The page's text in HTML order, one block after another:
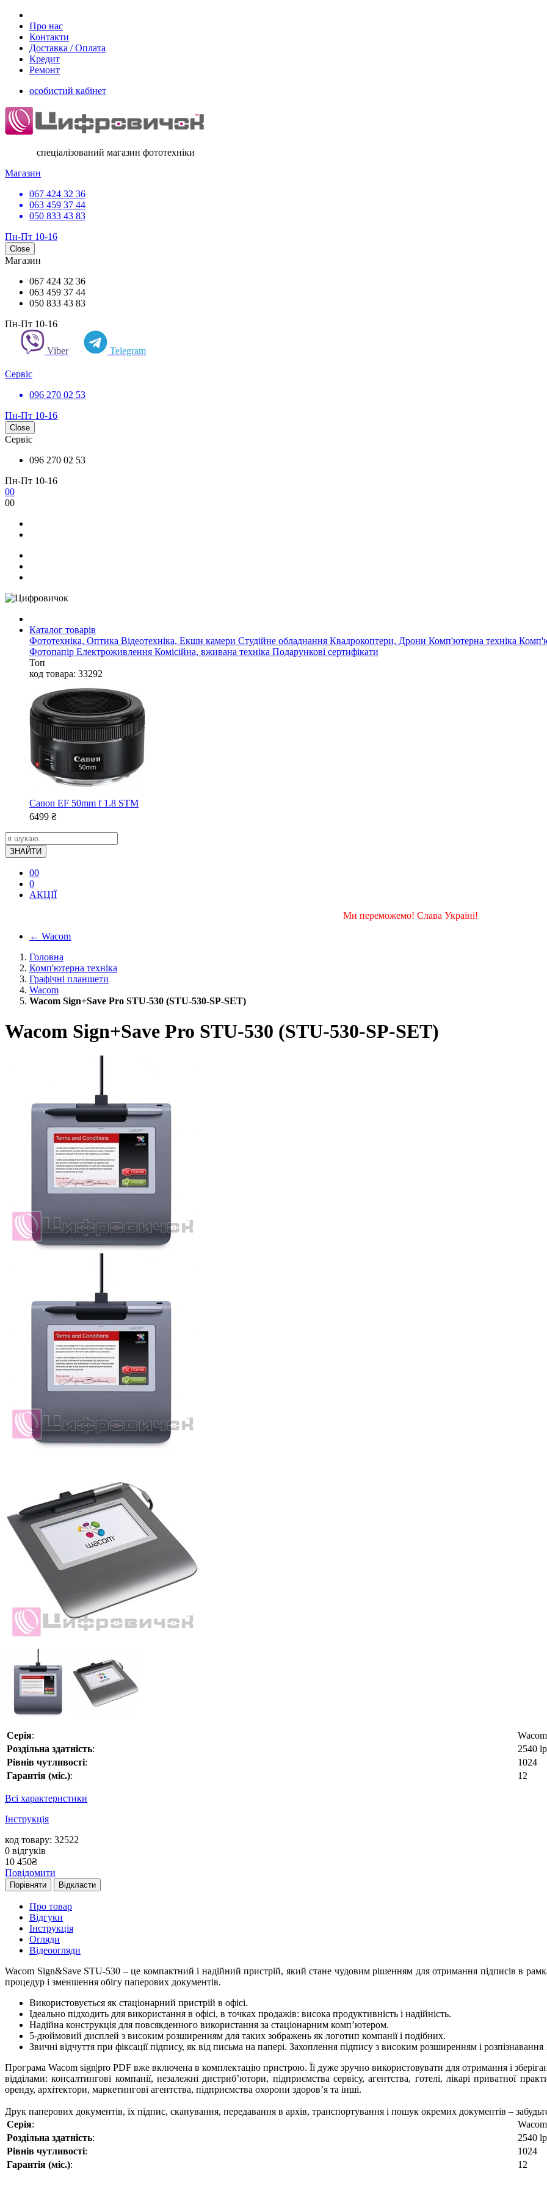
Про нас
Контакти
Доставка / Оплата
Кредит
Ремонт
особистий кабінет
спеціалізований магазин фототехніки
Магазин
067 424 32 36
063 459 37 44
050 833 43 83
Пн-Пт 10-16
Close
Магазин
067 424 32 36
063 459 37 44
050 833 43 83
Пн-Пт 10-16
Viber Telegram
Сервіс
096 270 02 53
Пн-Пт 10-16
Close
Сервіс
096 270 02 53
Пн-Пт 10-16
00
00
Каталог товарів
Фототехніка, Оптика Відеотехніка, Екшн камери Студійне обладнання Квадрокоптери, Дрони Комп'ютерна техніка
Фотопапір Електроживлення Комісійна, вживана техніка Подарункові сертифікати
Топ
код товара: 33292
Canon EF 50mm f 1.8 STM
6499 ₴
ЗНАЙТИ
00
0
АКЦІЇ
Ми переможемо! Слава Україні!
← Wacom
Головна
Комп'ютерна техніка
Графічні планшети
Wacom
Wacom Sign+Save Pro STU-530 (STU-530-SP-SET)
Wacom Sign+Save Pro STU-530 (STU-530-SP-SET)
Серія:
Роздільна здатність:
2540
Рівнів чутливості:
1024
Гарантія (міс.): 12
Всі характеристики
Інструкція
код товару: 32522
0 відгуків
10 450₴
Повідомити
Порівняти Відкласти
Про товар
Відгуки
Інструкція
Огляди
Відеоогляди
Wacom Sign&Save STU-530 – це компактний і надійний пристрій, який стане чудовим рішенням для отримання підписів в
процедур і зменшення обігу паперових документів.
Використовується як стаціонарний пристрій в офісі.
Ідеально підходить для використання в офісі, в точках продажів: висока продуктивність і надійність.
Надійна конструкція для повсякденного використання за стаціонарним комп’ютером.
5-дюймовий дисплей з високим розширенням для таких зображень як логотип компанії і подібних.
Звичні відчуття при фіксації підпису, як від письма на папері. Захоплення підпису з високим розширенням і розпізнавання
Програма Wacom sign|pro PDF вже включена в комплектацію пристрою. Її дуже зручно використовувати для отримання і
відділами: консалтингові компанії, незалежні дистриб’ютори, підприємства сервісу, агентства, готелі, лікарі приватної
оренду, архітектори, маркетингові агентства, підприємства охорони здоров’я та інші.
Друк паперових документів, їх підпис, сканування, передавання в архів, транспортування і пошук окремих документів –
Серія:
Роздільна здатність:
2540
Рівнів чутливості:
1024
Гарантія (міс.): 12